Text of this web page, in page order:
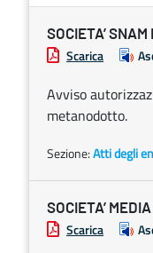
SOCIETA’ SNAM
Scarica
Avviso
metanodotto.
Sezione:Atti degli
SOCIETA’
Scarica